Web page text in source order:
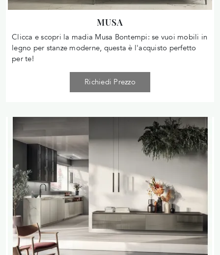
MUSA
Clicca e scopri la madia Musa Bontempi: se vuoi mobili in
legno per stanze moderne, questa è l'acquisto perfetto
per te!
Richiedi Prezzo